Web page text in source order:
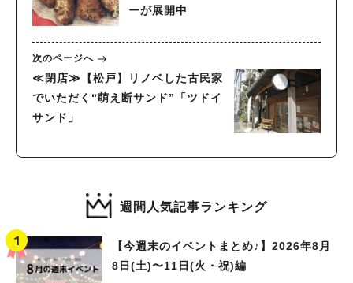
ーが展開中
次のページへ
≪閉店≫【松戸】リノベした古民家
でいただく“萌え断サンド”「ツドイ
サンド」
週間人気記事ランキング
【今週末のイベントまとめ♪】2026年8月
8日(土)〜11日(火・祝)編